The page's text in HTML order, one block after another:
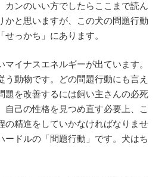
カンのいい方でしたらここまで読ん
かと思いますが、この犬の問題行動
っかち」にあります。
イナスエネルギーが出ています。
う動物です。どの問題行動にも言え
題を改善するには飼い主さんの必死
自己の性格を見つめ直す必要上、こ
の精進をしていかなければなりませ
ードルの「問題行動」です。犬はち